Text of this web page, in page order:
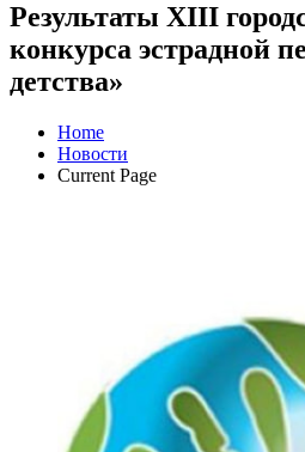
Результаты XIII
конкурса эстрадной
детства»
Home
Новости
Current Page